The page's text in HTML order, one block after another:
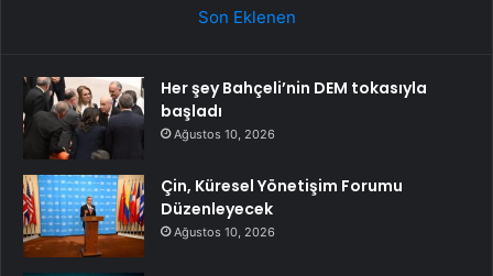
Son Eklenen
Her şey Bahçeli’nin DEM tokasıyla
başladı
Ağustos 10, 2026
Çin, Küresel Yönetişim Forumu
Düzenleyecek
Ağustos 10, 2026